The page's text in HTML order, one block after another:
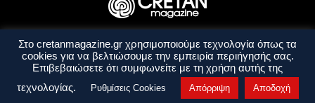
Ταυτότητα Πολιτική Απορρήτου
Όροι Χρήσης
Όροι και Προϋποθέσεις
Στο cretanmagazine.gr χρησιμοποιούμε τεχνολογία όπως τα
cookies για να βελτιώσουμε την εμπειρία περιήγησής σας.
Επιβεβαιώσετε ότι συμφωνείτε με τη χρήση αυτής της
τεχνολογίας.
Ρυθμίσεις Cookies Απόρριψη Αποδοχή